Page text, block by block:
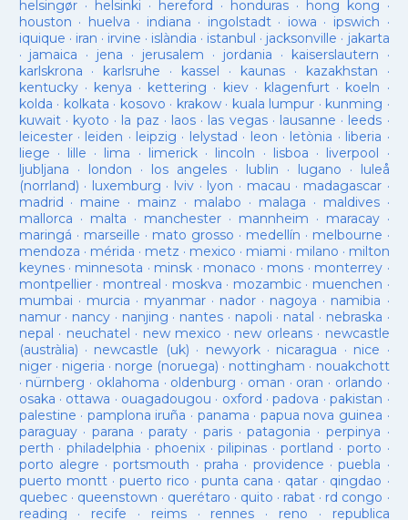
helsingør· helsinki · hereford · honduras· hong kong ·
houston · huelva · indiana · ingolstadt· iowa · ipswich ·
iquique · iran · irvine · islàndia · istanbul · jacksonville · jakarta
· jamaica · jena · jerusalem · jordania · kaiserslautern ·
karlskrona · karlsruhe · kassel · kaunas· kazakhstan ·
kentucky· kenya · kettering · kiev· klagenfurt · koeln ·
kolda · kolkata · kosovo · krakow· kuala lumpur · kunming ·
kuwait· kyoto · la paz · laos· las vegas· lausanne · leeds ·
leicester· leiden · leipzig · lelystad · leon · letònia · liberia ·
liege · lille · lima · limerick· lincoln · lisboa · liverpool ·
ljubljana · london · los angeles· lublin · lugano · luleå
(norrland) · luxemburg · lviv · lyon · macau · madagascar·
madrid · maine · mainz · malabo · malaga · maldives·
mallorca · malta · manchester· mannheim · maracay·
maringá · marseille · mato grosso · medellín · melbourne ·
mendoza · mérida · metz · mexico · miami · milano · milton
keynes· minnesota · minsk · monaco · mons · monterrey ·
montpellier· montreal · moskva · mozambic· muenchen ·
mumbai · murcia · myanmar· nador · nagoya · namibia ·
namur· nancy · nanjing · nantes · napoli · natal · nebraska ·
nepal · neuchatel · new mexico · new orleans· newcastle
(austràlia) · newcastle (uk) · newyork· nicaragua · nice ·
niger· nigeria · norge (noruega) · nottingham · nouakchott
· nürnberg · oklahoma · oldenburg · oman · oran · orlando ·
osaka · ottawa · ouagadougou · oxford ·padova ·pakistan ·
palestine · pamplona iruña · panama · papua nova guinea ·
paraguay· parana ·paraty · paris·patagonia · perpinya ·
perth ·philadelphia · phoenix·pilipinas ·portland · porto ·
porto alegre ·portsmouth ·praha · providence ·puebla ·
puerto montt· puerto rico ·punta cana · qatar · qingdao ·
quebec· queenstown · querétaro · quito · rabat · rd congo ·
reading · recife · reims· rennes · reno · republica